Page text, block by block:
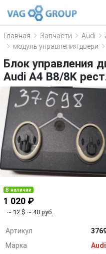
Главная Запчасти Audi
модуль управления двери
Блок управления
Audi A4 B8/8K
В наличии
1 020 ₽
~ 12 $ ~ 40 руб.
Артикул
Марка
Audi